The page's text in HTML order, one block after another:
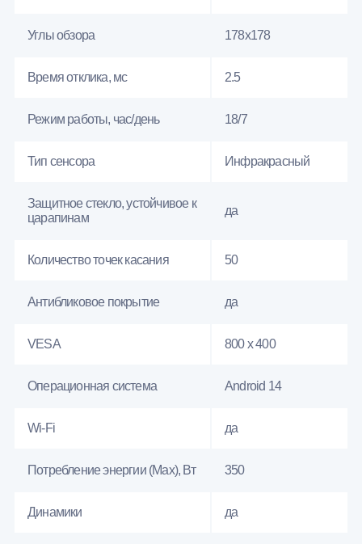
Углы обзора 178x178
Время отклика, мс 2.5
Режим работы, час/день 18/7
Тип сенсора Инфракрасный
Защитное стекло, устойчивое к
царапинам
да
Количество точек касания 50
Антибликовое покрытие да
VESA 800 x 400
Операционная система Android 14
Wi-Fi да
Потребление энергии (Max), Вт 350
Динамики да